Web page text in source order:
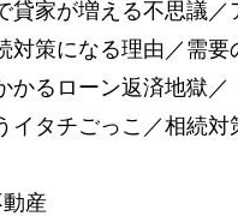
貸家が増える不思議
対策になる理由／需
かるローン返済地獄
イタチごっこ／相続
産